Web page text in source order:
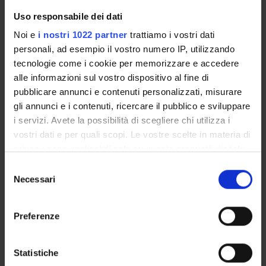
Uso responsabile dei dati
Noi e i nostri 1022 partner trattiamo i vostri dati
personali, ad esempio il vostro numero IP, utilizzando
tecnologie come i cookie per memorizzare e accedere
alle informazioni sul vostro dispositivo al fine di
pubblicare annunci e contenuti personalizzati, misurare
gli annunci e i contenuti, ricercare il pubblico e sviluppare
i servizi. Avete la possibilità di scegliere chi utilizza i
vostri dati e per quali scopi. Le vostre scelte in materia di
modificare o revocare il proprio consenso in qualsiasi
momento dalla Dichiarazione sui cookie o facendo clic
raccogliere informazioni sulla tua posizione
delNecessari
Preferenze
Statistiche
COMPONENTI
Maria Ivana Lorenzetti
Arnaldo Soldani
SEDUTE E VERBALI